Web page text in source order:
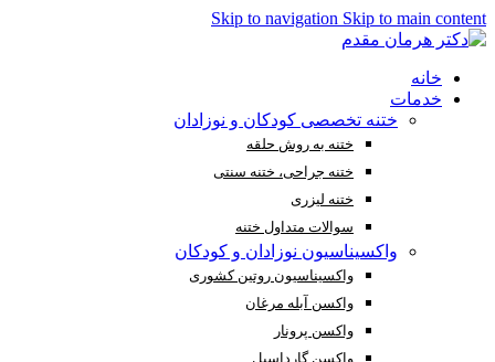
Skip to navigation Skip to main content
خانه
خدمات
ختنه تخصصی کودکان و نوزادان
ختنه به روش حلقه
ختنه جراحی، ختنه سنتی
ختنه لیزری
سوالات متداول ختنه
واکسیناسیون نوزادان و کودکان
واکسیناسیون روتین کشوری
واکسن آبله مرغان
واکسن پرونار
واکسن گارداسیل